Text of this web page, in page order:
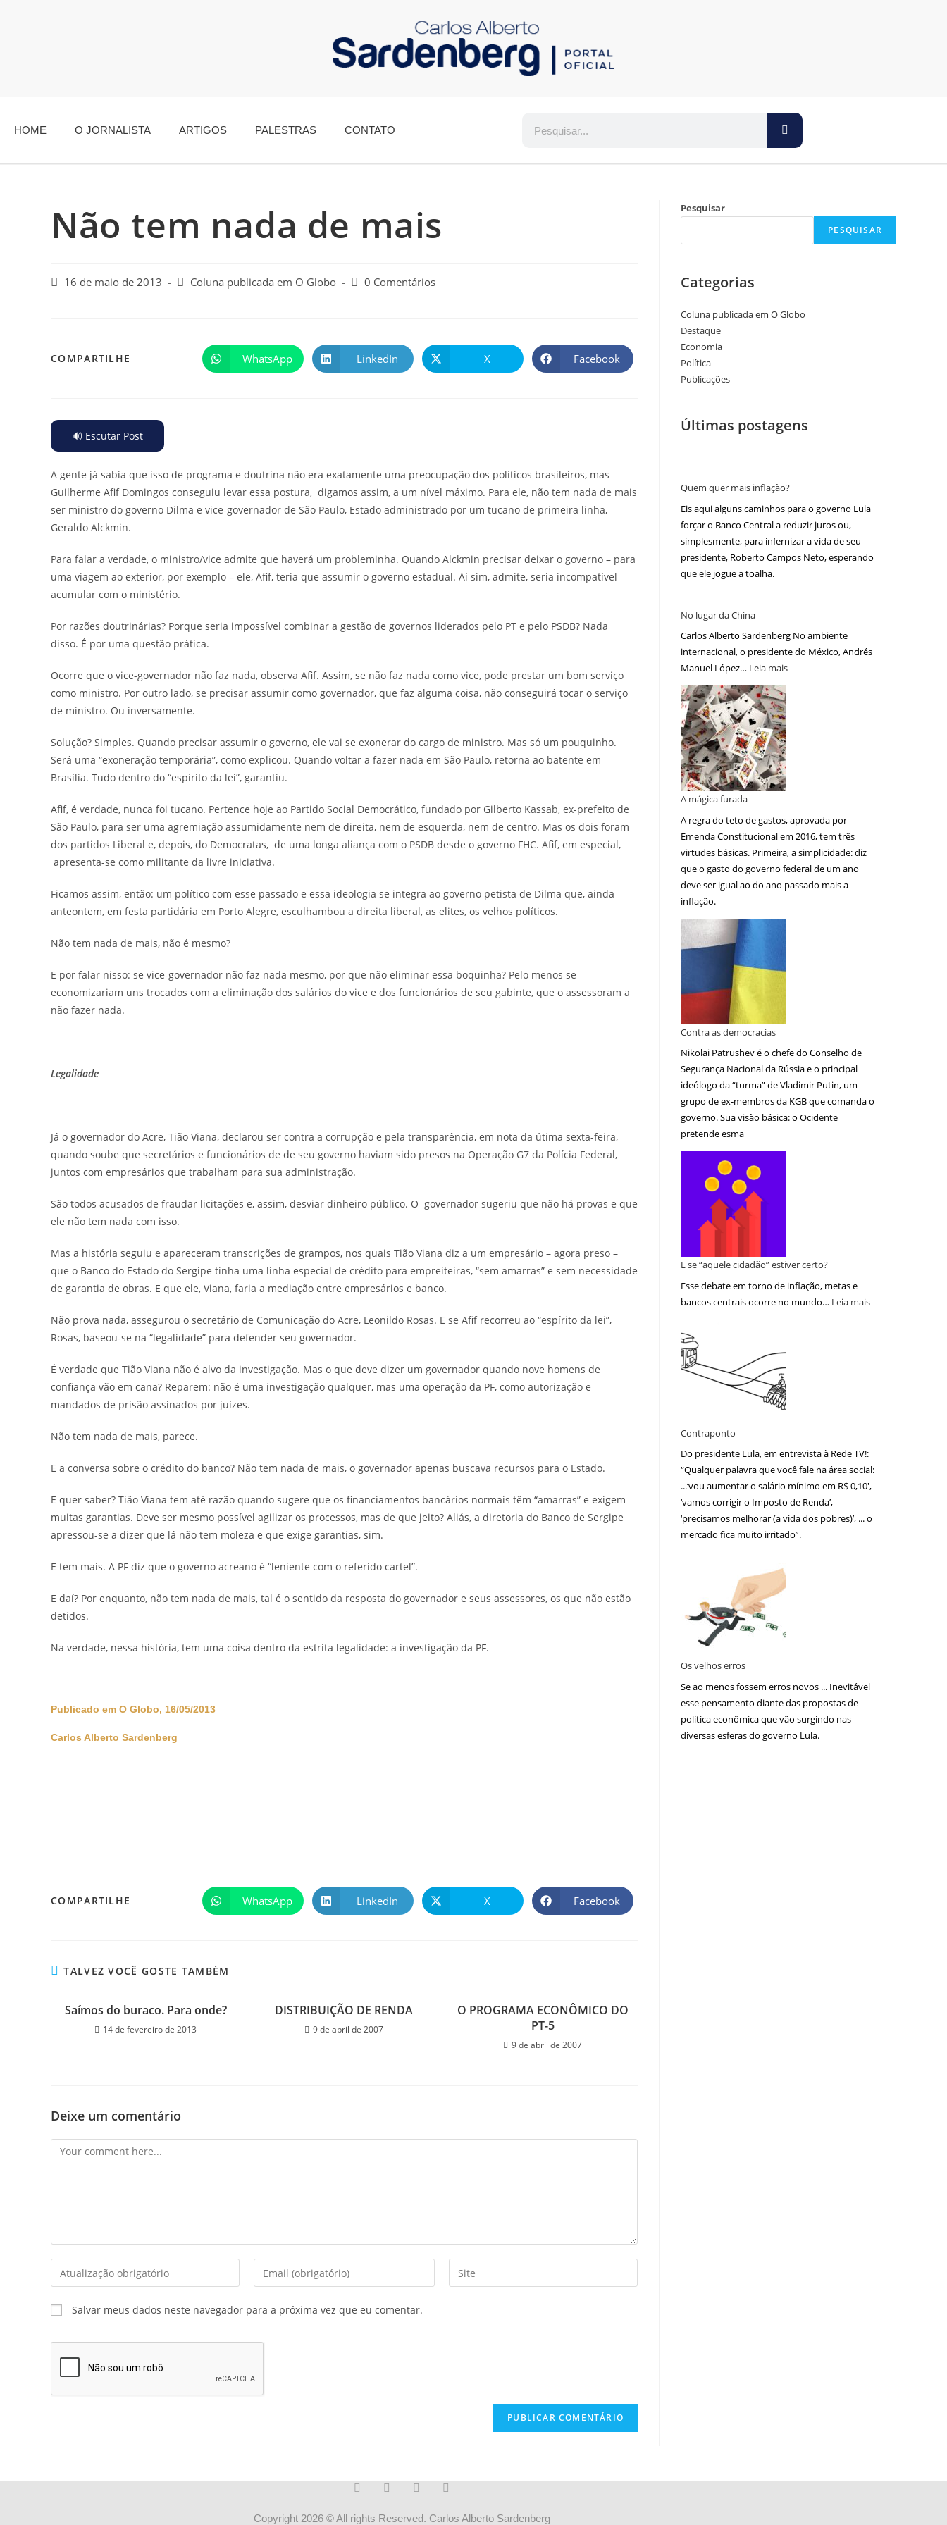
HOME O JORNALISTA ARTIGOS PALESTRAS CONTATO
Não tem nada de mais
16 de maio de 2013 Coluna publicada em O Globo 0 Comentários
COMPARTILHE WhatsApp LinkedIn X Facebook
🔊 Escutar Post
A gente já sabia que isso de programa e doutrina não era exatamente uma preocupação dos políticos brasileiros, mas
Guilherme Afif Domingos conseguiu levar essa postura, digamos assim, a um nível máximo. Para ele, não tem nada de mais
ser ministro do governo Dilma e vice-governador de São Paulo, Estado administrado por um tucano de primeira linha,
Geraldo Alckmin.
Para falar a verdade, o ministro/vice admite que haverá um probleminha. Quando Alckmin precisar deixar o governo – para
uma viagem ao exterior, por exemplo – ele, Afif, teria que assumir o governo estadual. Aí sim, admite, seria incompatível
acumular com o ministério.
Por razões doutrinárias? Porque seria impossível combinar a gestão de governos liderados pelo PT e pelo PSDB? Nada
disso. É por uma questão prática.
Ocorre que o vice-governador não faz nada, observa Afif. Assim, se não faz nada como vice, pode prestar um bom serviço
como ministro. Por outro lado, se precisar assumir como governador, que faz alguma coisa, não conseguirá tocar o serviço
de ministro. Ou inversamente.
Solução? Simples. Quando precisar assumir o governo, ele vai se exonerar do cargo de ministro. Mas só um pouquinho.
Será uma “exoneração temporária”, como explicou. Quando voltar a fazer nada em São Paulo, retorna ao batente em
Brasília. Tudo dentro do “espírito da lei”, garantiu.
Afif, é verdade, nunca foi tucano. Pertence hoje ao Partido Social Democrático, fundado por Gilberto Kassab, ex-prefeito de
São Paulo, para ser uma agremiação assumidamente nem de direita, nem de esquerda, nem de centro. Mas os dois foram
dos partidos Liberal e, depois, do Democratas, de uma longa aliança com o PSDB desde o governo FHC. Afif, em especial,
apresenta-se como militante da livre iniciativa.
Ficamos assim, então: um político com esse passado e essa ideologia se integra ao governo petista de Dilma que, ainda
anteontem, em festa partidária em Porto Alegre, esculhambou a direita liberal, as elites, os velhos políticos.
Não tem nada de mais, não é mesmo?
E por falar nisso: se vice-governador não faz nada mesmo, por que não eliminar essa boquinha? Pelo menos se
economizariam uns trocados com a eliminação dos salários do vice e dos funcionários de seu gabinte, que o assessoram a
não fazer nada.
Legalidade
Já o governador do Acre, Tião Viana, declarou ser contra a corrupção e pela transparência, em nota da útima sexta-feira,
quando soube que secretários e funcionários de de seu governo haviam sido presos na Operação G7 da Polícia Federal,
juntos com empresários que trabalham para sua administração.
São todos acusados de fraudar licitações e, assim, desviar dinheiro público. O governador sugeriu que não há provas e que
ele não tem nada com isso.
Mas a história seguiu e apareceram transcrições de grampos, nos quais Tião Viana diz a um empresário – agora preso –
que o Banco do Estado do Sergipe tinha uma linha especial de crédito para empreiteiras, “sem amarras” e sem necessidade
de garantia de obras. E que ele, Viana, faria a mediação entre empresários e banco.
Não prova nada, assegurou o secretário de Comunicação do Acre, Leonildo Rosas. E se Afif recorreu ao “espírito da lei”,
Rosas, baseou-se na “legalidade” para defender seu governador.
É verdade que Tião Viana não é alvo da investigação. Mas o que deve dizer um governador quando nove homens de
confiança vão em cana? Reparem: não é uma investigação qualquer, mas uma operação da PF, como autorização e
mandados de prisão assinados por juízes.
Não tem nada de mais, parece.
E a conversa sobre o crédito do banco? Não tem nada de mais, o governador apenas buscava recursos para o Estado.
E quer saber? Tião Viana tem até razão quando sugere que os financiamentos bancários normais têm “amarras” e exigem
muitas garantias. Deve ser mesmo possível agilizar os processos, mas de que jeito? Aliás, a diretoria do Banco de Sergipe
apressou-se a dizer que lá não tem moleza e que exige garantias, sim.
E tem mais. A PF diz que o governo acreano é “leniente com o referido cartel”.
E daí? Por enquanto, não tem nada de mais, tal é o sentido da resposta do governador e seus assessores, os que não estão
detidos.
Na verdade, nessa história, tem uma coisa dentro da estrita legalidade: a investigação da PF.
Publicado em O Globo, 16/05/2013
Carlos Alberto Sardenberg
COMPARTILHE WhatsApp LinkedIn X Facebook
TALVEZ VOCÊ GOSTE TAMBÉM
Saímos do buraco. Para onde?
14 de fevereiro de 2013
DISTRIBUIÇÃO DE RENDA
9 de abril de 2007
O PROGRAMA ECONÔMICO DO
PT-5
9 de abril de 2007
Deixe um comentário
Salvar meus dados neste navegador para a próxima vez que eu comentar.
Pesquisar
PESQUISAR
Categorias
Coluna publicada em O Globo
Destaque
Economia
Política
Publicações
Últimas postagens
Quem quer mais inflação?
Eis aqui alguns caminhos para o governo Lula
forçar o Banco Central a reduzir juros ou,
simplesmente, para infernizar a vida de seu
presidente, Roberto Campos Neto, esperando
que ele jogue a toalha.
No lugar da China
Carlos Alberto Sardenberg No ambiente
internacional, o presidente do México, Andrés
Manuel López… Leia mais
A mágica furada
A regra do teto de gastos, aprovada por
Emenda Constitucional em 2016, tem três
virtudes básicas. Primeira, a simplicidade: diz
que o gasto do governo federal de um ano
deve ser igual ao do ano passado mais a
inflação.
Contra as democracias
Nikolai Patrushev é o chefe do Conselho de
Segurança Nacional da Rússia e o principal
ideólogo da “turma” de Vladimir Putin, um
grupo de ex-membros da KGB que comanda o
governo. Sua visão básica: o Ocidente
pretende esma
E se “aquele cidadão” estiver certo?
Esse debate em torno de inflação, metas e
bancos centrais ocorre no mundo… Leia mais
Contraponto
Do presidente Lula, em entrevista à Rede TV!:
“Qualquer palavra que você fale na área social:
...‘vou aumentar o salário mínimo em R$ 0,10′,
‘vamos corrigir o Imposto de Renda’,
‘precisamos melhorar (a vida dos pobres)’, ... o
mercado fica muito irritado”.
Os velhos erros
Se ao menos fossem erros novos ... Inevitável
esse pensamento diante das propostas de
política econômica que vão surgindo nas
diversas esferas do governo Lula.
Copyright 2026 © All rights Reserved. Carlos Alberto Sardenberg